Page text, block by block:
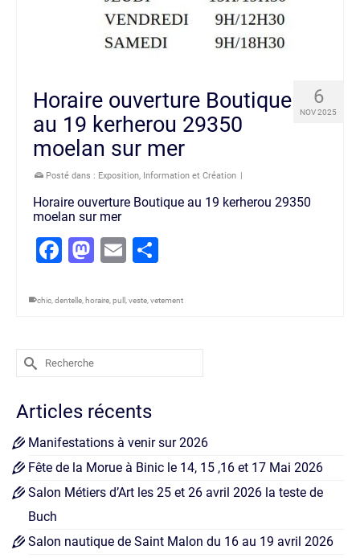
6
NOV 2025
Horaire ouverture Boutique
au 19 kerherou 29350
moelan sur mer
Posté dans : Exposition, Information et Création |
Horaire ouverture Boutique au 19 kerherou 29350
moelan sur mer
Facebook
Mastodon
Email
chic dentelle horaire pull veste vetement
Rechercher :
Articles récents
Manifestations à venir sur 2026
Fête de la Morue à Binic le 14, 15 ,16 et 17 Mai 2026
Salon Métiers d’Art les 25 et 26 avril 2026 la teste de
Buch
Salon nautique de Saint Malon du 16 au 19 avril 2026